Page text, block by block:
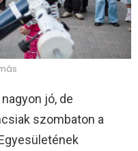
jó, de
szombaton a